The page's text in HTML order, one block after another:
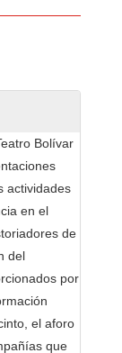
Bolívar
actividades
en el
de
del
por
el aforo
que